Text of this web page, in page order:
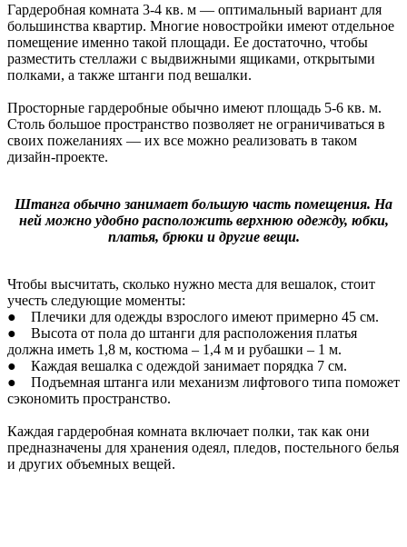
Гардеробная комната 3-4 кв. м — оптимальный вариант для
большинства квартир. Многие новостройки имеют отдельное
помещение именно такой площади. Ее достаточно, чтобы
разместить стеллажи с выдвижными ящиками, открытыми
полками, а также штанги под вешалки.
Просторные гардеробные обычно имеют площадь 5-6 кв. м.
Столь большое пространство позволяет не ограничиваться в
своих пожеланиях — их все можно реализовать в таком
дизайн-проекте.
Штанга обычно занимает большую часть помещения. На
ней можно удобно расположить верхнюю одежду, юбки,
платья, брюки и другие вещи.
Чтобы высчитать, сколько нужно места для вешалок, стоит
учесть следующие моменты:
● Плечики для одежды взрослого имеют примерно 45 см.
● Высота от пола до штанги для расположения платья
должна иметь 1,8 м, костюма – 1,4 м и рубашки – 1 м.
● Каждая вешалка с одеждой занимает порядка 7 см.
● Подъемная штанга или механизм лифтового типа поможет
сэкономить пространство.
Каждая гардеробная комната включает полки, так как они
предназначены для хранения одеял, пледов, постельного белья
и других объемных вещей.